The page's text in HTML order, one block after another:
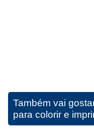
Também vai
para colorir e